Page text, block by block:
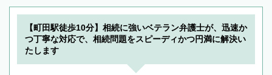
【町田駅徒歩10分】相続に強いベテラン弁護士が、迅速か
つ丁寧な対応で、相続問題をスピーディかつ円満に解決い
たします